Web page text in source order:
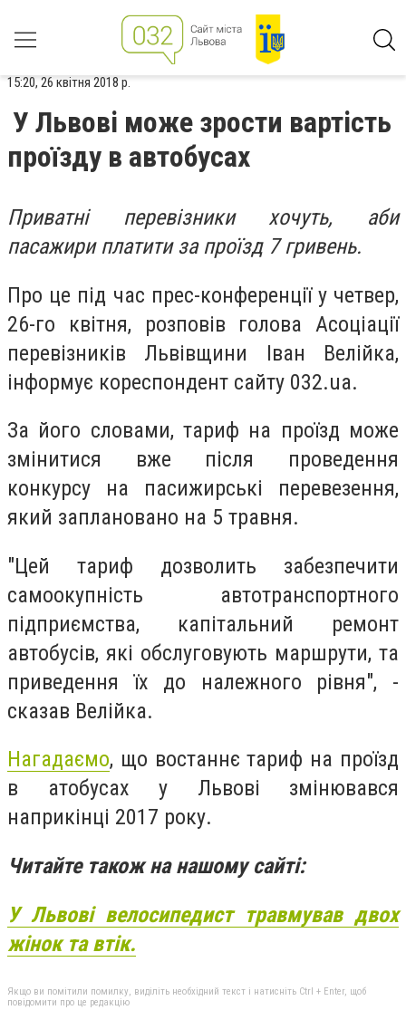
15:20, 26 квітня 2018 р.
У Львові може зрости вартість
проїзду в автобусах
Приватні перевізники хочуть, аби
пасажири платити за проїзд 7 гривень.
Про це під час прес-конференції у четвер,
26-го квітня, розповів голова Асоціації
перевізників Львівщини Іван Велійка,
інформує кореспондент сайту 032.ua.
За його словами, тариф на проїзд може
змінитися вже після проведення
конкурсу на пасижирські перевезення,
який заплановано на 5 травня.
"Цей тариф дозволить забезпечити
самоокупність автотранспортного
підприємства, капітальний ремонт
автобусів, які обслуговують маршрути, та
приведення їх до належного рівня", -
сказав Велійка.
Нагадаємо, що востаннє тариф на проїзд
в атобусах у Львові змінювався
наприкінці 2017 року.
Читайте також на нашому сайті:
У Львові велосипедист травмував двох
жінок та втік.
Якщо ви помітили помилку, виділіть необхідний текст і натисніть Ctrl + Enter, щоб
повідомити про це редакцію